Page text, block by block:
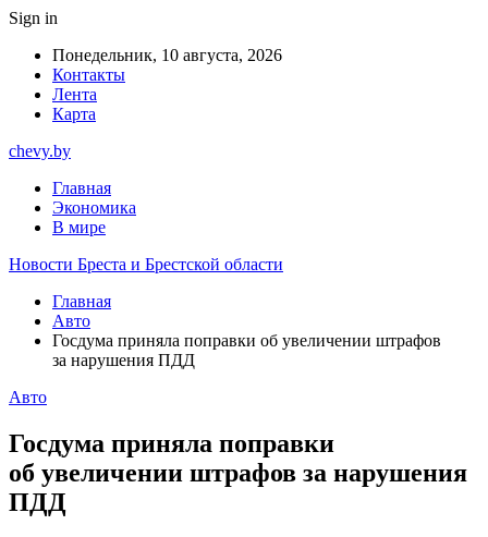
Sign in
Понедельник, 10 августа, 2026
Контакты
Лента
Карта
chevy.by
Главная
Экономика
В мире
Новости Бреста и Брестской области
Главная
Авто
Госдума приняла поправки об увеличении штрафов
за нарушения ПДД
Авто
Госдума приняла поправки
об увеличении штрафов за нарушения
ПДД